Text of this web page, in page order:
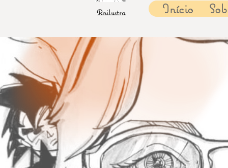
Início
Rnilustra